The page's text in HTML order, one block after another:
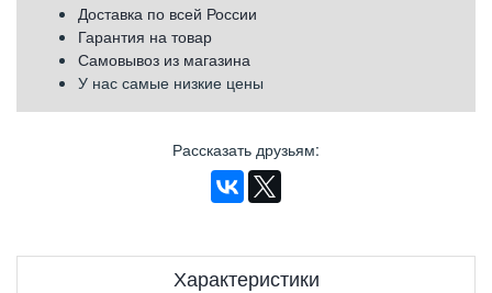
Доставка по всей России
Гарантия на товар
Самовывоз из магазина
У нас самые низкие цены
Рассказать друзьям:
Характеристики